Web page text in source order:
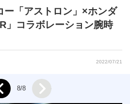
「アストロン」×ホンダ
」コラボレーション腕時
2022/07/21
8/8